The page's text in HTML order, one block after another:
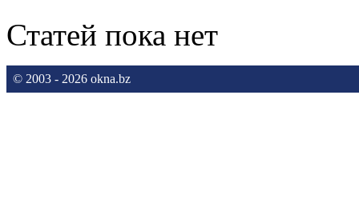
Статей пока нет
© 2003 - 2026 okna.bz